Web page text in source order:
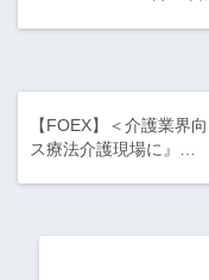
【FOEX】＜介護業界
ス療法介護現場に』…